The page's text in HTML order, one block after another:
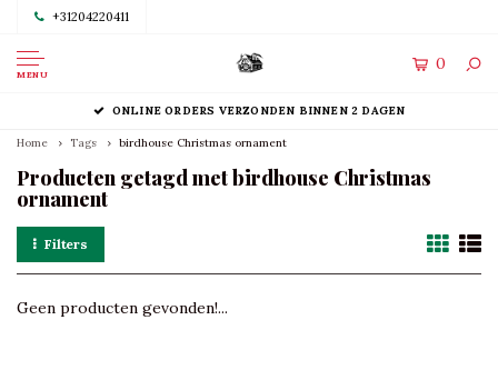
+31204220411
MENU
0
ONLINE ORDERS VERZONDEN BINNEN 2 DAGEN
Home Tags birdhouse Christmas ornament
Producten getagd met birdhouse Christmas
ornament
Filters
Geen producten gevonden!...